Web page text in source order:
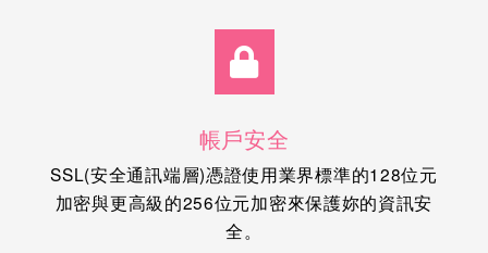
帳戶安全
SSL(安全通訊端層)憑證使用業界標準的128位元
加密與更高級的256位元加密來保護妳的資訊安
全。